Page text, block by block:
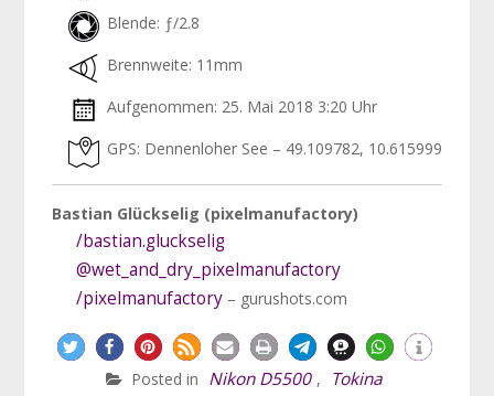
Blende: ƒ/2.8
Brennweite: 11mm
Aufgenommen: 25. Mai 2018 3:20 Uhr
GPS: Dennenloher See – 49.109782, 10.615999
Bastian Glückselig (pixelmanufactory)
/bastian.gluckselig
@wet_and_dry_pixelmanufactory
/pixelmanufactory– gurushots.com
Posted in Nikon D5500 , Tokina